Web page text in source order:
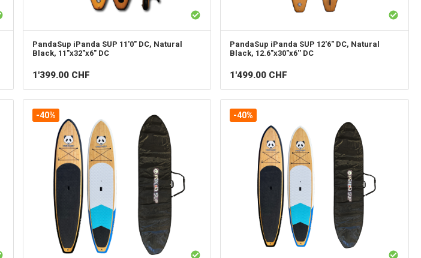
PandaSup iPanda SUP 11'0" DC, Natural
Black, 11"x32"x6" DC
1'399.00 CHF
PandaSup iPanda SUP 12'6" DC, Natural
Black, 12.6"x30"x6'' DC
1'499.00 CHF
-40% -40%